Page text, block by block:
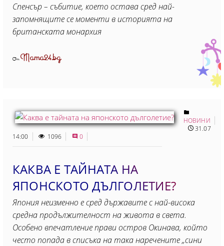
Спенсър – събитие, което остава сред най-
запомнящите се моменти в историята на
британската монархия
ОтMama24.bg
НОВИНИ
31.07
14:00
1096 0
КАКВА Е ТАЙНАТА НА
ЯПОНСКОТО ДЪЛГОЛЕТИЕ?
Япония неизменно е сред държавите с най-висока
средна продължителност на живота в света.
Особено впечатление прави остров Окинава, който
често попада в списъка на така наречените „сини